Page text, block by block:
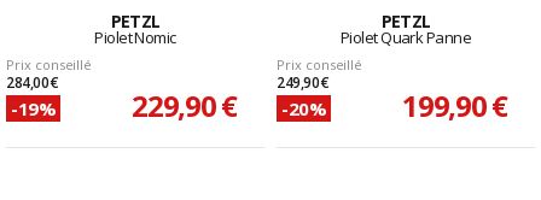
PETZL
Piolet Nomic
Prix conseillé
284,00 €
-19% 229,90 €
PETZL
Piolet Quark Panne
Prix conseillé
249,90 €
-20% 199,90 €